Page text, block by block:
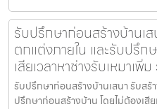
รับปรึกษาก่อนสร้างบ้านเ
ตกแต่งภายใน และรับปรึก
เสียเวลาหาช่างรับเหมาเ
รับปรึกษาก่อนสร้างบ้านเสนา รับส
ปรึกษาก่อนสร้างบ้าน โดยไม่ต้องเสีย